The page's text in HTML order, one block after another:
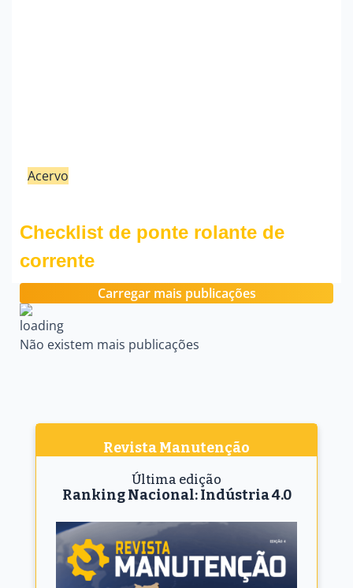
Acervo
Checklist de ponte rolante de
corrente
Carregar mais publicações
Não existem mais publicações
Revista Manutenção
Última edição
Ranking Nacional: Indústria 4.0